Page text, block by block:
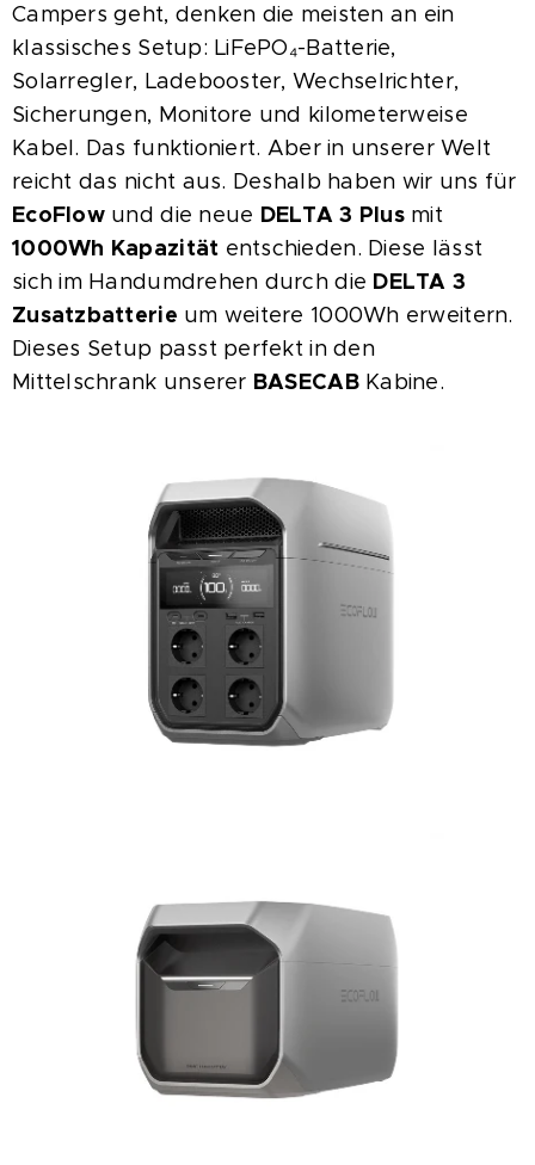
Campers geht, denken die meisten an ein
klassisches Setup: LiFePO₄-Batterie,
Solarregler, Ladebooster, Wechselrichter,
Sicherungen, Monitore und kilometerweise
Kabel. Das funktioniert. Aber in unserer Welt
reicht das nicht aus. Deshalb haben wir uns für
EcoFlowund die neue DELTA 3 Plusmit
1000Wh Kapazität entschieden. Diese lässt
sich im Handumdrehen durch die DELTA 3
Zusatzbatterie um weitere 1000Wh erweitern.
Dieses Setup passt perfekt in den
Mittelschrank unserer BASECABKabine.